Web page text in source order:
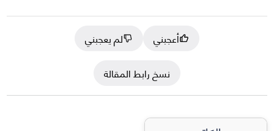
أعجبني
لم يعجبني
نسخ رابط المقالة